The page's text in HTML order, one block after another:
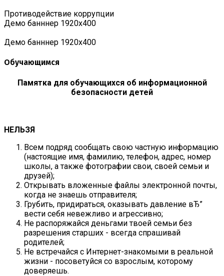
Противодействие коррупции
Демо банннер 1920х400
Демо банннер 1920х400
Обучающимся
Памятка для обучающихся об информационной
безопасности детей
НЕЛЬЗЯ
Всем подряд сообщать свою частную информацию
(настоящие имя, фамилию, телефон, адрес, номер
школы, а также фотографии свои, своей семьи и
друзей);
Открывать вложенные файлы электронной почты,
когда не знаешь отправителя;
Грубить, придираться, оказывать давление вЂ”
вести себя невежливо и агрессивно;
Не распоряжайся деньгами твоей семьи без
разрешения старших - всегда спрашивай
родителей;
Не встречайся с Интернет-знакомыми в реальной
жизни - посоветуйся со взрослым, которому
доверяешь.